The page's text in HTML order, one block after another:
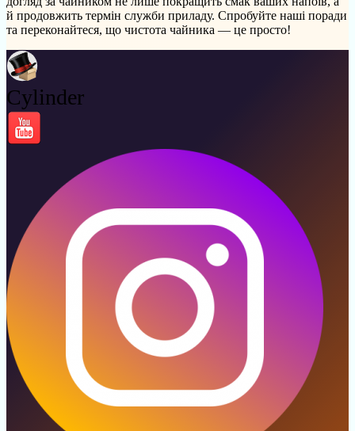
й продовжить термін служби приладу. Спробуйте наші поради
та переконайтеся, що чистота чайника — це просто!
Cylinder